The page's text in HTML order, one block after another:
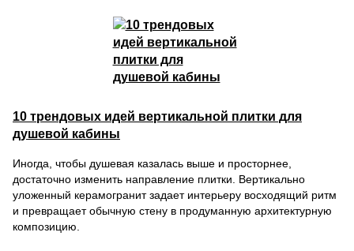
10 трендовых идей вертикальной плитки для
душевой кабины
Иногда, чтобы душевая казалась выше и просторнее,
достаточно изменить направление плитки. Вертикально
уложенный керамогранит задает интерьеру восходящий ритм
и превращает обычную стену в продуманную архитектурную
композицию.